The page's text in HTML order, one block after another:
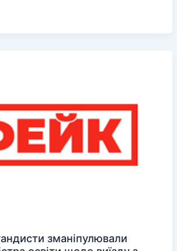
зманіпулювали